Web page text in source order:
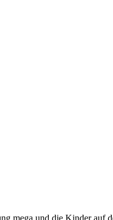
mega und die Kinder auf